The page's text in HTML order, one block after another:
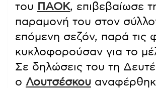
του ΠΑΟΚ, επιβεβαίωσε
παραμονή του στον
επόμενη σεζόν, παρά τις
κυκλοφορούσαν για το
Σε δηλώσεις του τη
ο Λουτσέσκου